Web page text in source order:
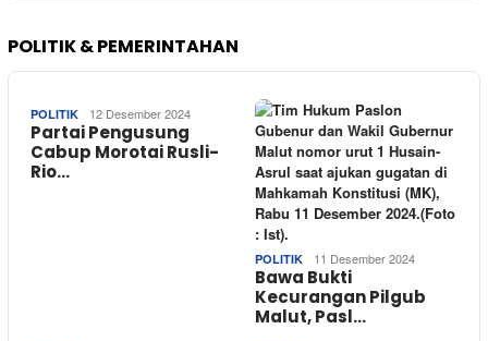
POLITIK & PEMERINTAHAN
POLITIK 12 Desember 2024
Partai Pengusung
Cabup Morotai Rusli-
Rio…
POLITIK 11 Desember 2024
Bawa Bukti
Kecurangan Pilgub
Malut, Pasl…